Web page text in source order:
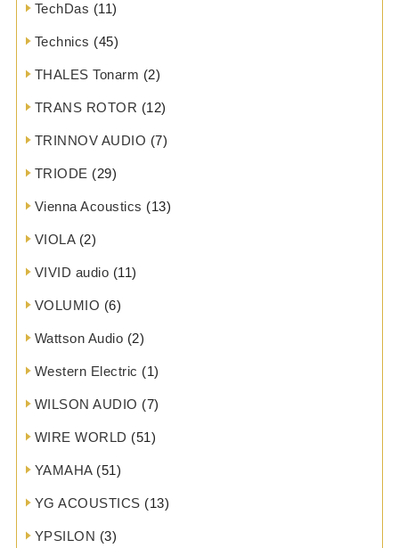
TechDas (11)
Technics (45)
THALES Tonarm (2)
TRANS ROTOR (12)
TRINNOV AUDIO (7)
TRIODE (29)
Vienna Acoustics (13)
VIOLA(2)
VIVID audio (11)
VOLUMIO (6)
Wattson Audio (2)
Western Electric (1)
WILSON AUDIO (7)
WIRE WORLD (51)
YAMAHA(51)
YG ACOUSTICS (13)
YPSILON (3)